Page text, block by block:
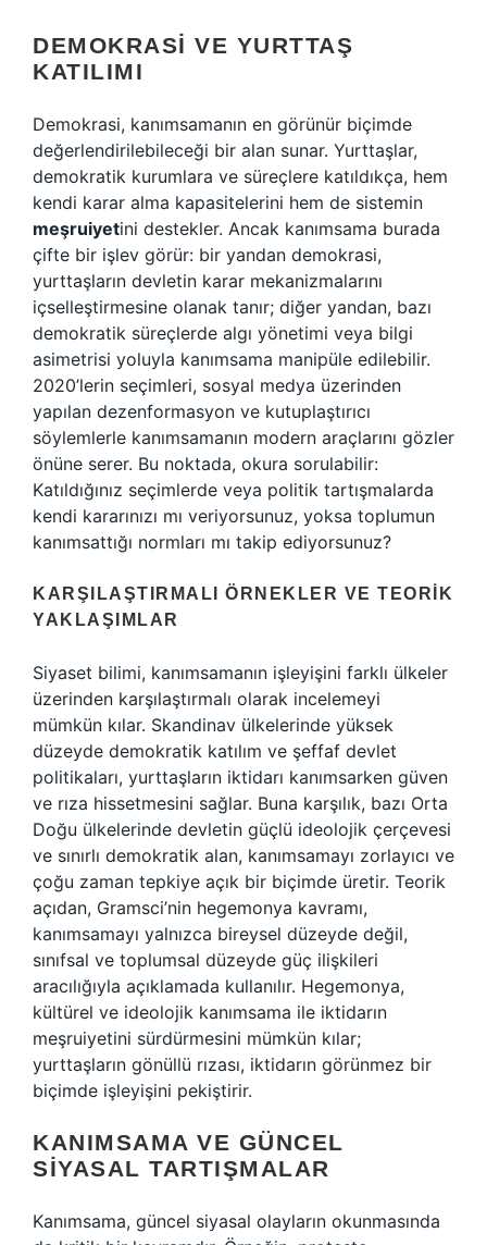
DEMOKRASI VE YURTTAŞ
KATILIMI
Demokrasi, kanımsamanın en görünür biçimde
değerlendirilebileceği bir alan sunar. Yurttaşlar,
demokratik kurumlara ve süreçlere katıldıkça, hem
kendi karar alma kapasitelerini hem de sistemin
meşruiyetini destekler. Ancak kanımsama burada
çifte bir işlev görür: bir yandan demokrasi,
yurttaşların devletin karar mekanizmalarını
içselleştirmesine olanak tanır; diğer yandan, bazı
demokratik süreçlerde algı yönetimi veya bilgi
asimetrisi yoluyla kanımsama manipüle edilebilir.
2020’lerin seçimleri, sosyal medya üzerinden
yapılan dezenformasyon ve kutuplaştırıcı
söylemlerle kanımsamanın modern araçlarını gözler
önüne serer. Bu noktada, okura sorulabilir:
Katıldığınız seçimlerde veya politik tartışmalarda
kendi kararınızı mı veriyorsunuz, yoksa toplumun
kanımsattığı normları mı takip ediyorsunuz?
KARŞILAŞTIRMALI ÖRNEKLER VE TEORIK
YAKLAŞIMLAR
Siyaset bilimi, kanımsamanın işleyişini farklı ülkeler
üzerinden karşılaştırmalı olarak incelemeyi
mümkün kılar. Skandinav ülkelerinde yüksek
düzeyde demokratik katılım ve şeffaf devlet
politikaları, yurttaşların iktidarı kanımsarken güven
ve rıza hissetmesini sağlar. Buna karşılık, bazı Orta
Doğu ülkelerinde devletin güçlü ideolojik çerçevesi
ve sınırlı demokratik alan, kanımsamayı zorlayıcı ve
çoğu zaman tepkiye açık bir biçimde üretir. Teorik
açıdan, Gramsci’nin hegemonya kavramı,
kanımsamayı yalnızca bireysel düzeyde değil,
sınıfsal ve toplumsal düzeyde güç ilişkileri
aracılığıyla açıklamada kullanılır. Hegemonya,
kültürel ve ideolojik kanımsama ile iktidarın
meşruiyetini sürdürmesini mümkün kılar;
yurttaşların gönüllü rızası, iktidarın görünmez bir
biçimde işleyişini pekiştirir.
KANIMSAMA VE GÜNCEL
SIYASAL TARTIŞMALAR
Kanımsama, güncel siyasal olayların okunmasında